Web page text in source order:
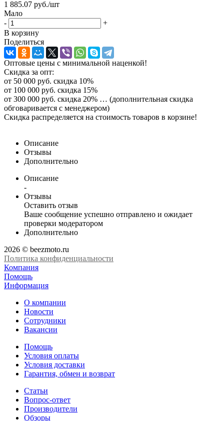
1 885.07 руб./шт
Мало
-
+
В корзину
Поделиться
Оптовые цены с минимальной наценкой!
Скидка за опт:
от 50 000 руб. скидка 10%
от 100 000 руб. скидка 15%
от 300 000 руб. скидка 20% … (дополнительная скидка
обговаривается с менеджером)
Скидка распределяется на стоимость товаров в корзине!
Описание
Отзывы
Дополнительно
Описание
-
Отзывы
Оставить отзыв
Ваше сообщение успешно отправлено и ожидает
проверки модератором
Дополнительно
2026 © beezmoto.ru
Политика конфиденциальности
Компания
Помощь
Информация
О компании
Новости
Сотрудники
Вакансии
Помощь
Условия оплаты
Условия доставки
Гарантия, обмен и возврат
Статьи
Вопрос-ответ
Производители
Обзоры